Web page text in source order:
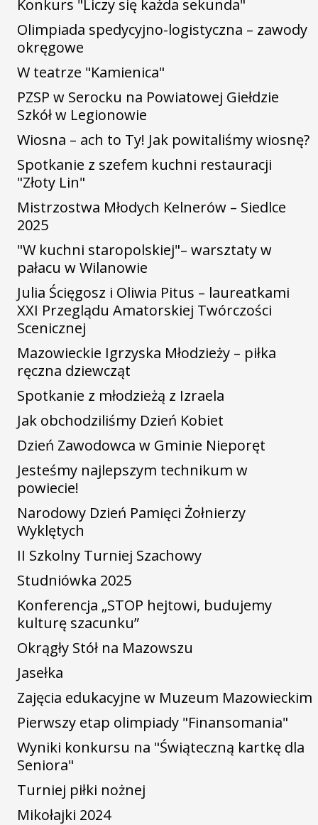
Konkurs "Liczy się każda sekunda"
Olimpiada spedycyjno-logistyczna – zawody
okręgowe
W teatrze "Kamienica"
PZSP w Serocku na Powiatowej Giełdzie
Szkół w Legionowie
Wiosna – ach to Ty! Jak powitaliśmy wiosnę?
Spotkanie z szefem kuchni restauracji
"Złoty Lin"
Mistrzostwa Młodych Kelnerów – Siedlce
2025
"W kuchni staropolskiej"– warsztaty w
pałacu w Wilanowie
Julia Ścięgosz i Oliwia Pitus – laureatkami
XXI Przeglądu Amatorskiej Twórczości
Scenicznej
Mazowieckie Igrzyska Młodzieży – piłka
ręczna dziewcząt
Spotkanie z młodzieżą z Izraela
Jak obchodziliśmy Dzień Kobiet
Dzień Zawodowca w Gminie Nieporęt
Jesteśmy najlepszym technikum w
powiecie!
Narodowy Dzień Pamięci Żołnierzy
Wyklętych
II Szkolny Turniej Szachowy
Studniówka 2025
Konferencja „STOP hejtowi, budujemy
kulturę szacunku”
Okrągły Stół na Mazowszu
Jasełka
Zajęcia edukacyjne w Muzeum Mazowieckim
Pierwszy etap olimpiady "Finansomania"
Wyniki konkursu na "Świąteczną kartkę dla
Seniora"
Turniej piłki nożnej
Mikołajki 2024